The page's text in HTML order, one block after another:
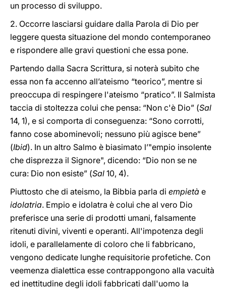
un processo di sviluppo.
2. Occorre lasciarsi guidare dalla Parola di Dio per
leggere questa situazione del mondo contemporaneo
e rispondere alle gravi questioni che essa pone.
Partendo dalla Sacra Scrittura, si noterà subito che
essa non fa accenno all’ateismo “teorico”, mentre si
preoccupa di respingere l'ateismo “pratico”. Il Salmista
taccia di stoltezza colui che pensa: “Non c'è Dio” (Sal
14, 1), e si comporta di conseguenza: “Sono corrotti,
fanno cose abominevoli; nessuno più agisce bene”
(Ibid). In un altro Salmo è biasimato l’"empio insolente
che disprezza il Signore", dicendo: “Dio non se ne
cura: Dio non esiste” (Sal 10, 4).
Piuttosto che di ateismo, la Bibbia parla di empietà e
idolatria. Empio e idolatra è colui che al vero Dio
preferisce una serie di prodotti umani, falsamente
ritenuti divini, viventi e operanti. All'impotenza degli
idoli, e parallelamente di coloro che li fabbricano,
vengono dedicate lunghe requisitorie profetiche. Con
veemenza dialettica esse contrappongono alla vacuità
ed inettitudine degli idoli fabbricati dall'uomo la